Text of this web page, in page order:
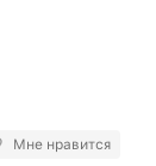
Мне нравится